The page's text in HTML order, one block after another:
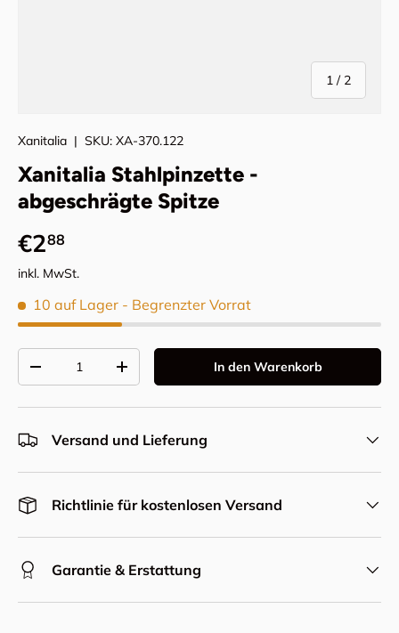
1 / von
2
Xanitalia | SKU: XA-370.122
Xanitalia Stahlpinzette -
abgeschrägte Spitze
Normaler Preis
€288
inkl. MwSt.
10 auf Lager - Begrenzter Vorrat
Menge verringernMenge erhöhen In den Warenkorb
Versand und Lieferung
Richtlinie für kostenlosen Versand
Garantie & Erstattung